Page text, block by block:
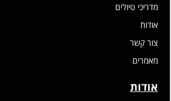
מדריכי טיולים
אודות
צור קשר
מאמרים
אודות